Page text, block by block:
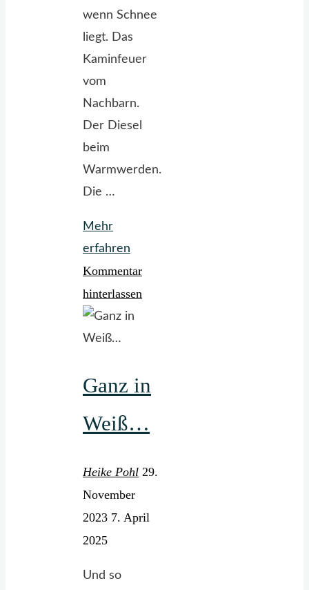
wenn Schnee
liegt. Das
Kaminfeuer
vom
Nachbarn.
Der Diesel
beim
Warmwerden.
Die …
Mehr
erfahren
Katze.
Schnee."
Kommentar
hinterlassen
Ganz in
Weiß…
Heike Pohl 29.
November
2023 7. April
2025
Und so